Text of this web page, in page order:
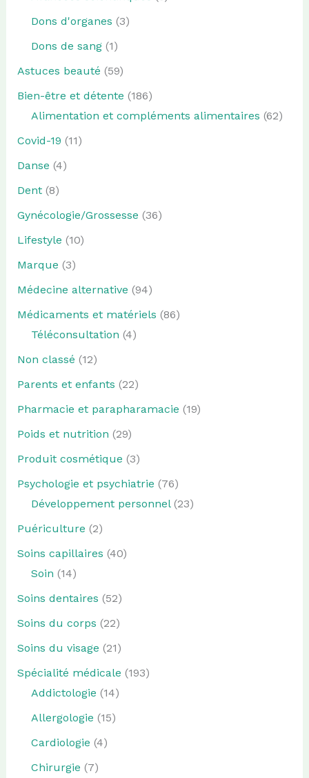
Dons d'organes (3)
Dons de sang(1)
Astuces beauté (59)
Bien-être et détente (186)
Alimentation et compléments alimentaires (62)
Covid-19 (11)
Danse (4)
Dent(8)
Gynécologie/Grossesse (36)
Lifestyle (10)
Marque (3)
Médecine alternative (94)
Médicaments et matériels (86)
Téléconsultation (4)
Non classé (12)
Parents et enfants (22)
Pharmacie et parapharamacie (19)
Poids et nutrition (29)
Produit cosmétique (3)
Psychologie et psychiatrie (76)
Développement personnel(23)
Puériculture (2)
Soins capillaires (40)
Soin (14)
Soins dentaires (52)
Soins du corps (22)
Soins du visage (21)
Spécialité médicale (193)
Addictologie (14)
Allergologie (15)
Cardiologie (4)
Chirurgie (7)